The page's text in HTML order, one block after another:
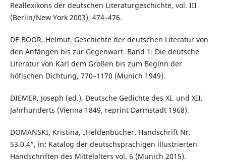
Reallexikons der deutschen Literaturgeschichte, vol. III
(Berlin/New York 2003), 474–476.
DE BOOR, Helmut, Geschichte der deutschen Literatur von
den Anfängen bis zur Gegenwart. Band 1: Die deutsche
Literatur von Karl dem Großen bis zum Beginn der
höfischen Dichtung, 770–1170 (Munich 1949).
DIEMER, Joseph (ed.), Deutsche Gedichte des XI. und XII.
Jahrhunderts (Vienna 1849, reprint Darmstadt 1968).
DOMANSKI, Kristina, „Heldenbücher. Handschrift Nr.
53.0.4“, in: Katalog der deutschsprachigen illustrierten
Handschriften des Mittelalters vol. 6 (Munich 2015).